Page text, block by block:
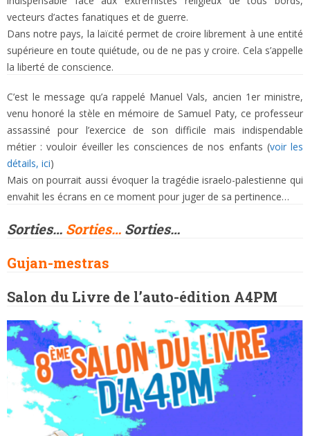
vecteurs d’actes fanatiques et de guerre.
Dans notre pays, la laïcité permet de croire librement à une entité
supérieure en toute quiétude, ou de ne pas y croire. Cela s’appelle
la liberté de conscience.
C’est le message qu’a rappelé Manuel Vals, ancien 1er ministre,
venu honoré la stèle en mémoire de Samuel Paty, ce professeur
assassiné pour l’exercice de son difficile mais indispendable
métier : vouloir éveiller les consciences de nos enfants (voir les
détails, ici)
Mais on pourrait aussi évoquer la tragédie israelo-palestienne qui
envahit les écrans en ce moment pour juger de sa pertinence…
Sorties… Sorties…Sorties…
Gujan-mestras
Salon du Livre de l’auto-édition A4PM